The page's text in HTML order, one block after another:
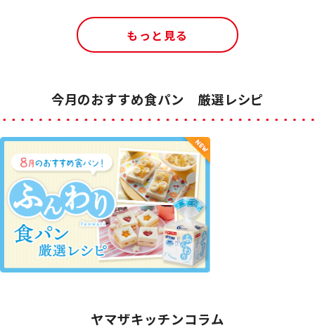
もっと見る
今月のおすすめ食パン 厳選レシピ
ヤマザキッチンコラム